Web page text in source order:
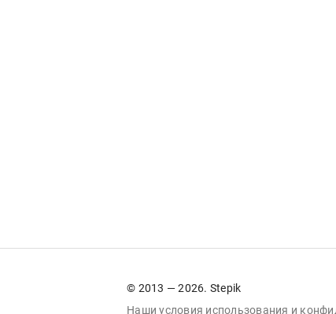
© 2013 — 2026. Stepik
Наши условия использования и